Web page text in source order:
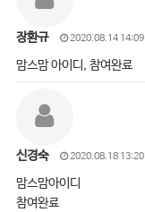
장환규 2020.08.14 14:09
맘스맘 아이디, 참여완료
신경숙 2020.08.18 13:20
맘스맘아이디
참여완료